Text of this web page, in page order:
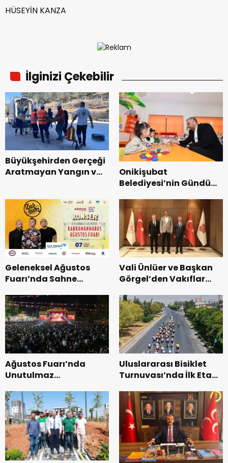
HÜSEYİN KANZA
İlginizi Çekebilir
Büyükşehirden Gerçeği
Aratmayan Yangın ve
Onikişubat
Belediyesi’nin Gündüz
dönemin ön kayıtları
başladı.
Geleneksel Ağustos
Fuarı’nda Sahne
Vali Ünlüer ve Başkan
Görgel’den Vakıflar
ziyaret.
Ağustos Fuarı’nda
Unutulmaz
Uluslararası Bisiklet
Turnuvası’nda İlk Etap
Tamamlandı.